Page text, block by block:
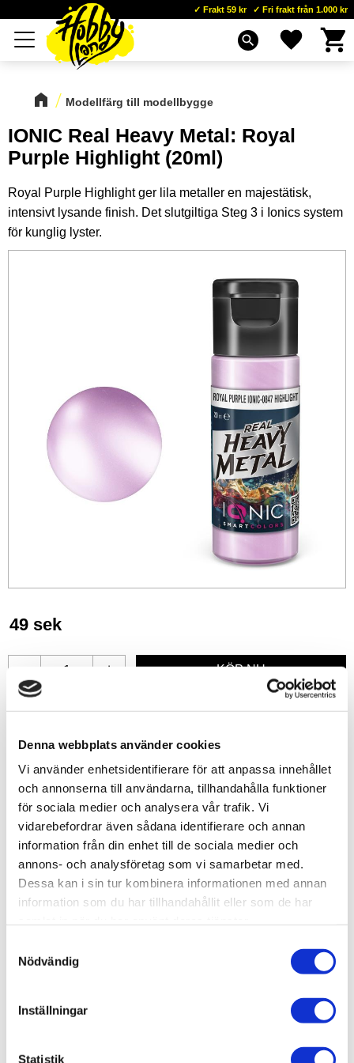
Denna webbplats använder cookies
Vi använder enhetsidentifierare för att anpassa innehållet
och annonserna till användarna, tillhandahålla funktioner
för sociala medier och analysera vår trafik. Vi
vidarebefordrar även sådana identifierare och annan
information från din enhet till de sociala medier och
annons- och analysföretag som vi samarbetar med.
Dessa kan i sin tur kombinera informationen med annan
information som du har tillhandahållit eller som de har
Nödvändig
Inställningar
Statistik
Meny
Frakt 59 kr Fri frakt från 1.000 kr
search Favoriter
Modellfärg till modellbygge
IONIC Real Heavy Metal: Royal
Purple Highlight (20ml)
Royal Purple Highlight ger lila metaller en majestätisk,
intensivt lysande finish. Det slutgiltiga Steg 3 i Ionics system
för kunglig lyster.
49 sek
+
Artikelnr
IONIC-0847
Tillv. artikelnr
IONIC-0847
Leveranstid
skickas från oss inom 0-1 vardagar
Allmänt
Real Heavy Metal Royal Purple Highlight
dina lila metalliska ytor. Som det tredje och sista steget i
Ionics innovativa 3-stegssystem är denna färg specifikt
heraldiska rustningar till utomjordisk teknologi.
Kunglig lyster och knivskarp definition